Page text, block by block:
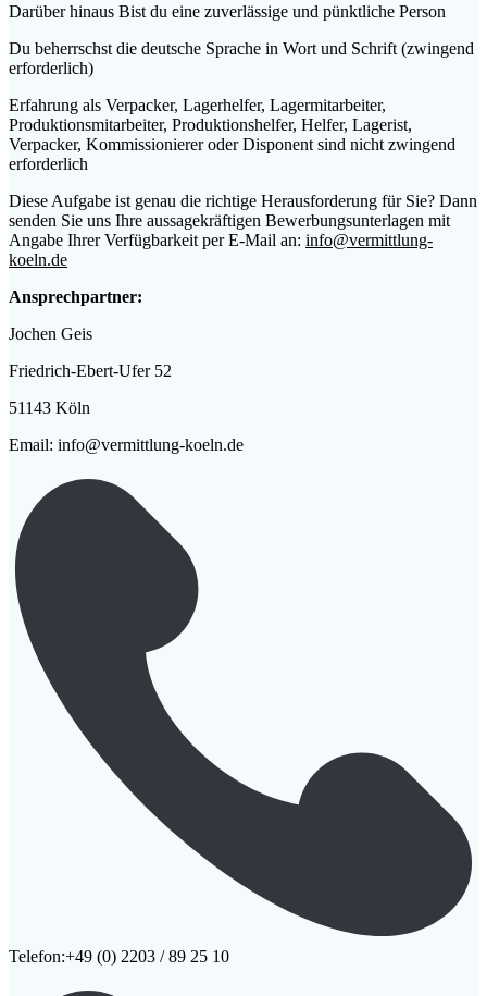
Darüber hinaus Bist du eine zuverlässige und pünktliche Person
Du beherrschst die deutsche Sprache in Wort und Schrift (zwingend
erforderlich)
Erfahrung als Verpacker, Lagerhelfer, Lagermitarbeiter,
Produktionsmitarbeiter, Produktionshelfer, Helfer, Lagerist,
Verpacker, Kommissionierer oder Disponent sind nicht zwingend
erforderlich
Diese Aufgabe ist genau die richtige Herausforderung für Sie? Dann
senden Sie uns Ihre aussagekräftigen Bewerbungsunterlagen mit
Angabe Ihrer Verfügbarkeit per E-Mail an: info@vermittlung-
koeln.de
Ansprechpartner:
Jochen Geis
Friedrich-Ebert-Ufer 52
51143 Köln
Email: info@vermittlung-koeln.de
Telefon:+49 (0) 2203 / 89 25 10